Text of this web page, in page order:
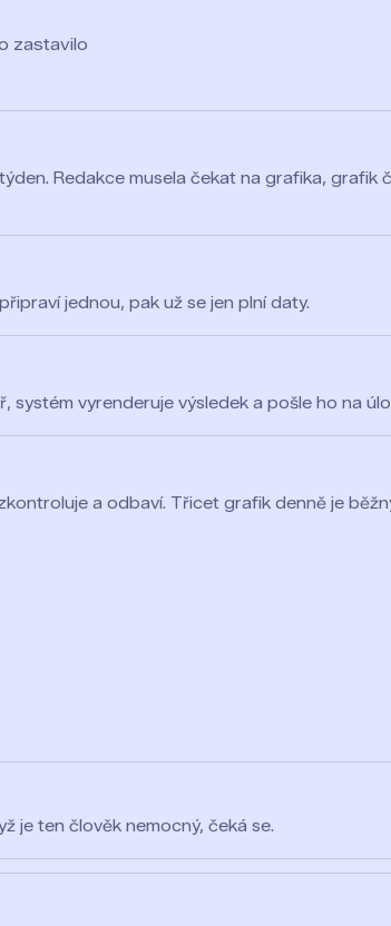
zastavilo
Redakce musela čekat na grafika, grafik
jednou, pak už se jen plní daty.
vyrenderuje výsledek a pošle ho na
a odbaví. Třicet grafik denně je
je ten člověk nemocný, čeká se.